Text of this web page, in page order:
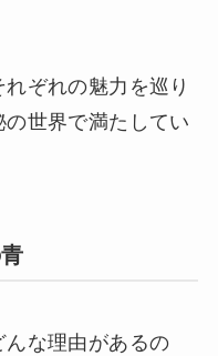
ぞれの魅力を巡り
世界で満たしてい
んな理由があるの